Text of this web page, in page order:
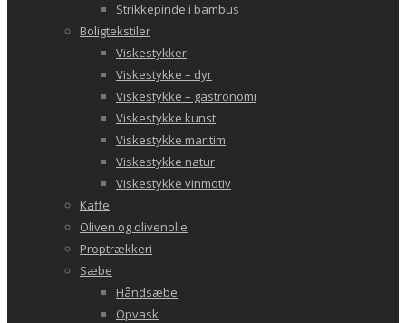
Strikkepinde i bambus
Boligtekstiler
Viskestykker
Viskestykke – dyr
Viskestykke – gastronomi
Viskestykke kunst
Viskestykke maritim
Viskestykke natur
Viskestykke vinmotiv
Kaffe
Oliven og olivenolie
Proptrækkeri
Sæbe
Håndsæbe
Opvask